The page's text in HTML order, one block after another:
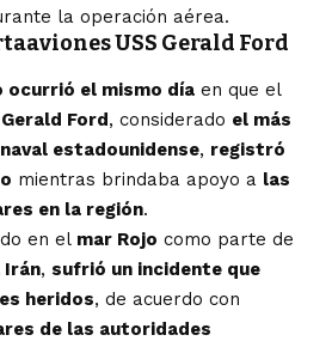
la operación aérea.
USS Gerald Ford
ocurrió el mismo día en que el
Ford, considerado el más
estadounidense, registró
mientras brindaba apoyo a las
en la región.
en el mar Rojo como parte de
Irán, sufrió un incidente que
heridos, de acuerdo con
de las autoridades